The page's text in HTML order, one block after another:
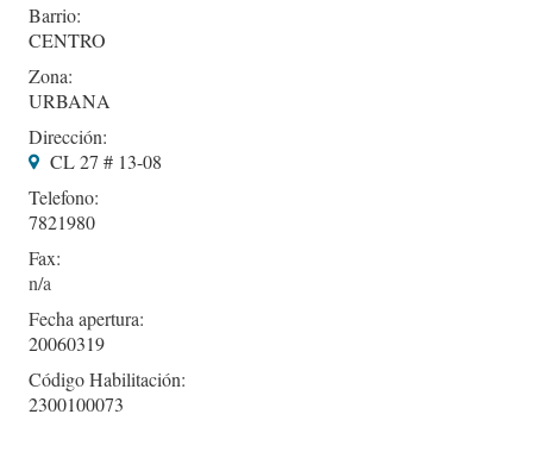
Barrio:
CENTRO
Zona:
URBANA
Dirección:
CL 27 # 13-08
Telefono:
7821980
Fax:
Fecha apertura:
20060319
Código Habilitación:
2300100073